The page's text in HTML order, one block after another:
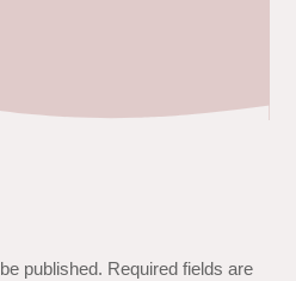
published. Required fields are